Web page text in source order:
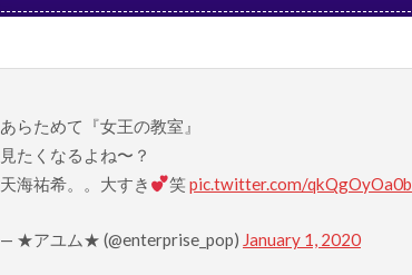
あらためて『女王の教室』
見たくなるよね〜？
天海祐希。。大すき
笑pic.twitter.com/qkQgOyOa0b
— ★アユム★ (@enterprise_pop) January 1, 2020